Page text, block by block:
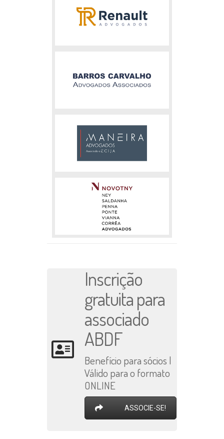
Inscrição
gratuita para
associado
ABDF
Benefício para sócios |
Válido para o formato
ONLINE
ASSOCIE-SE!